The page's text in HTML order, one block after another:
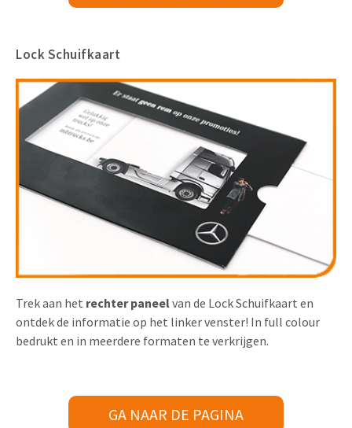
Lock Schuifkaart
Trek aan het rechter paneelvan de Lock Schuifkaart en
ontdek de informatie op het linker venster! In full colour
bedrukt en in meerdere formaten te verkrijgen.
GA NAAR DE PAGINA